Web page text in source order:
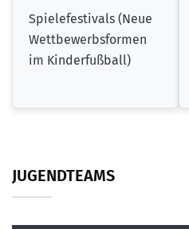
Spielefestivals (Neue
Wettbewerbsformen
im Kinderfußball)
JUGENDTEAMS